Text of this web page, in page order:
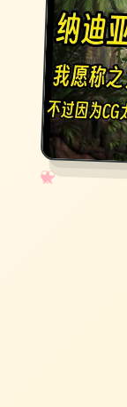
✧
♡
★
♥